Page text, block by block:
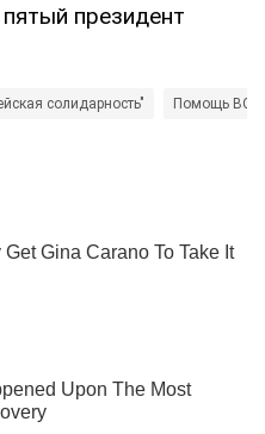
президент
солидарность" Помощь ВСУ